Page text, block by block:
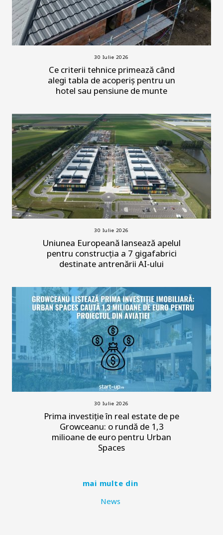
30 Iulie 2026
Ce criterii tehnice primează când
alegi tabla de acoperiș pentru un
hotel sau pensiune de munte
30 Iulie 2026
Uniunea Europeană lansează apelul
pentru construcția a 7 gigafabrici
destinate antrenării AI-ului
30 Iulie 2026
Prima investiție în real estate de pe
Growceanu: o rundă de 1,3
milioane de euro pentru Urban
Spaces
mai multe din
News